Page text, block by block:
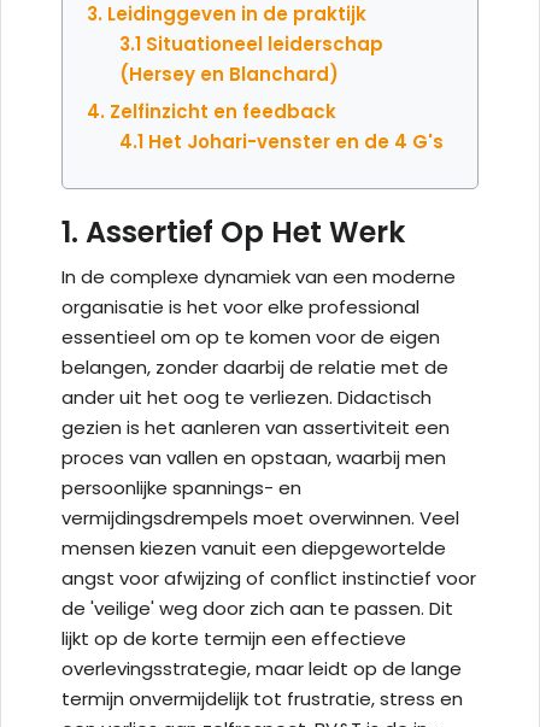
3. Leidinggeven in de praktijk
3.1 Situationeel leiderschap
(Hersey en Blanchard)
4. Zelfinzicht en feedback
4.1 Het Johari-venster en de 4 G's
1. Assertief Op Het Werk
In de complexe dynamiek van een moderne
organisatie is het voor elke professional
essentieel om op te komen voor de eigen
belangen, zonder daarbij de relatie met de
ander uit het oog te verliezen. Didactisch
gezien is het aanleren van assertiviteit een
proces van vallen en opstaan, waarbij men
persoonlijke spannings- en
vermijdingsdrempels moet overwinnen. Veel
mensen kiezen vanuit een diepgewortelde
angst voor afwijzing of conflict instinctief voor
de 'veilige' weg door zich aan te passen. Dit
lijkt op de korte termijn een effectieve
overlevingsstrategie, maar leidt op de lange
termijn onvermijdelijk tot frustratie, stress en